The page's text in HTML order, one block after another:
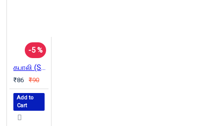
-5 %
கபாலி (Screenplay)
₹86 ₹90
Add to
Cart